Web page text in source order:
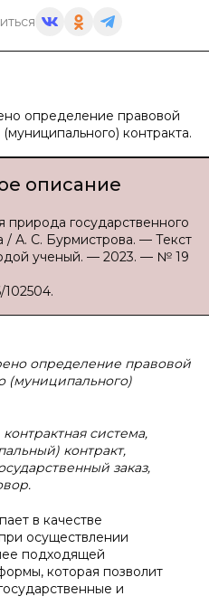
определение правовой
контракта.
описание
природа государственного
/ А. С. Бурмистрова. — Текст
ученый. — 2023. — № 19
определение правовой
(муниципального)
контрактная система,
контракт,
заказ,
в качестве
осуществлении
подходящей
которая позволит
и